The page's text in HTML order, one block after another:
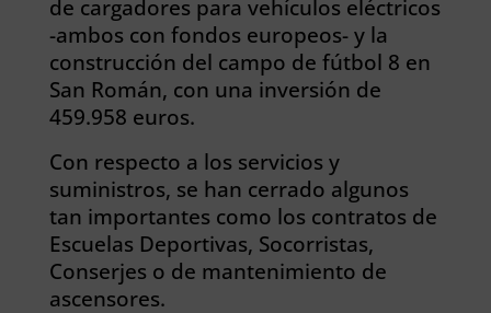
de cargadores para vehículos eléctricos
-ambos con fondos europeos- y la
construcción del campo de fútbol 8 en
San Román, con una inversión de
459.958 euros.
Con respecto a los servicios y
suministros, se han cerrado algunos
tan importantes como los contratos de
Escuelas Deportivas, Socorristas,
Conserjes o de mantenimiento de
ascensores.